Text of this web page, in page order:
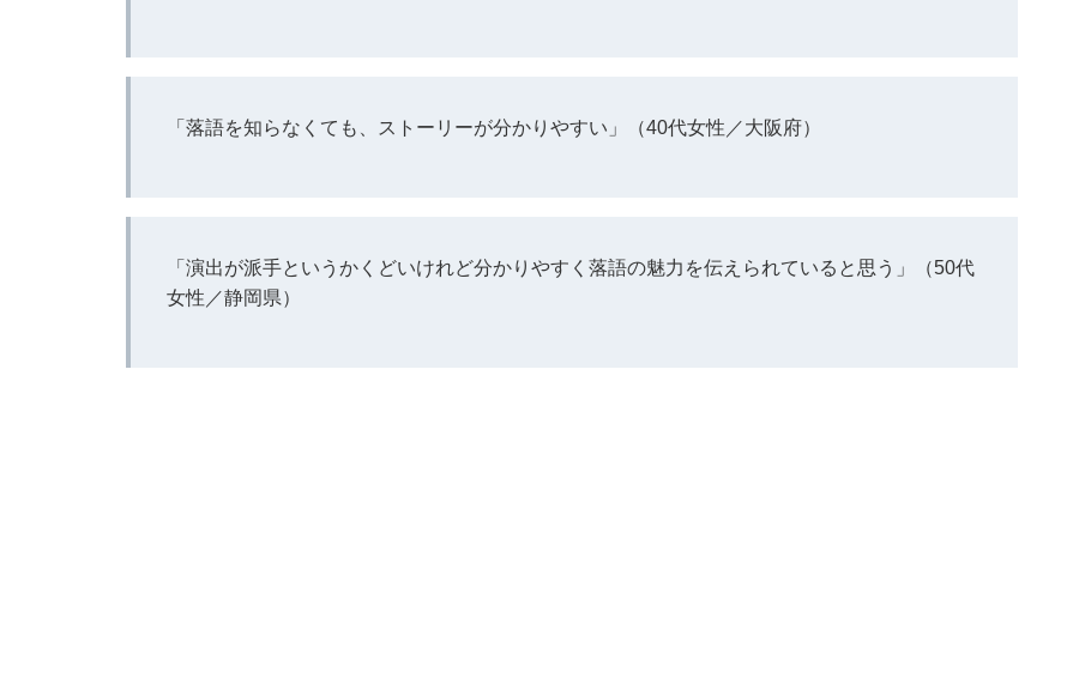
「落語を知らなくても、ストーリーが分かりやすい」（40代女性／大阪府）
「演出が派手というかくどいけれど分かりやすく落語の魅力を伝えられていると思う」（50代
女性／静岡県）